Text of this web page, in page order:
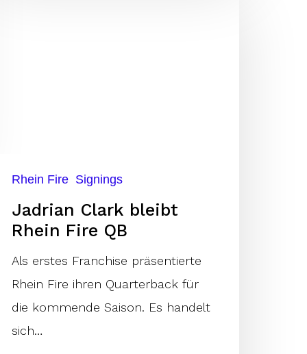
Rhein Fire Signings
Jadrian Clark bleibt
Rhein Fire QB
Als erstes Franchise präsentierte
Rhein Fire ihren Quarterback für
die kommende Saison. Es handelt
sich…